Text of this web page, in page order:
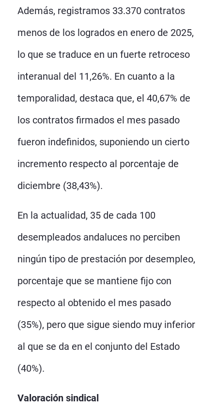
Además, registramos 33.370 contratos
menos de los logrados en enero de 2025,
lo que se traduce en un fuerte retroceso
interanual del 11,26%. En cuanto a la
temporalidad, destaca que, el 40,67% de
los contratos firmados el mes pasado
fueron indefinidos, suponiendo un cierto
incremento respecto al porcentaje de
diciembre (38,43%).
En la actualidad, 35 de cada 100
desempleados andaluces no perciben
ningún tipo de prestación por desempleo,
porcentaje que se mantiene fijo con
respecto al obtenido el mes pasado
(35%), pero que sigue siendo muy inferior
al que se da en el conjunto del Estado
(40%).
Valoración sindical